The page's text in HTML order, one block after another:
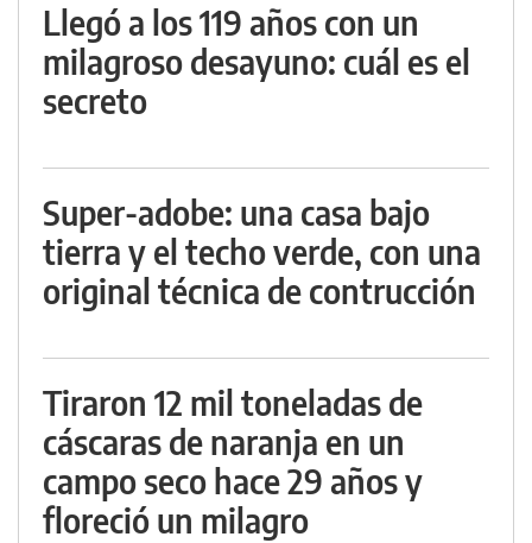
Llegó a los 119 años con un
milagroso desayuno: cuál es el
secreto
Super-adobe: una casa bajo
tierra y el techo verde, con una
original técnica de contrucción
Tiraron 12 mil toneladas de
cáscaras de naranja en un
campo seco hace 29 años y
floreció un milagro